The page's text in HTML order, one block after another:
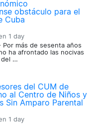
obstáculo para el
Cuba
1 day
Por más de sesenta años
ha afrontado las nocivas
del …
del CUM de
al Centro de Niños y
Sin Amparo Parental
1 day